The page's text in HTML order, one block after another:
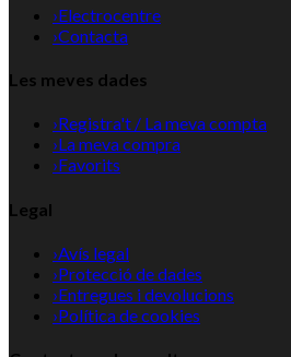
›Electrocentre
›Contacta
Les meves dades
›Registra't / La meva compta
›La meva compra
›Favorits
Legal
›Avís legal
›Protecció de dades
›Entregues i devolucions
›Política de cookies